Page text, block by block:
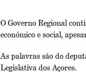
O Governo Regional
económico e social,
As palavras são do
Legislativa dos Açores.